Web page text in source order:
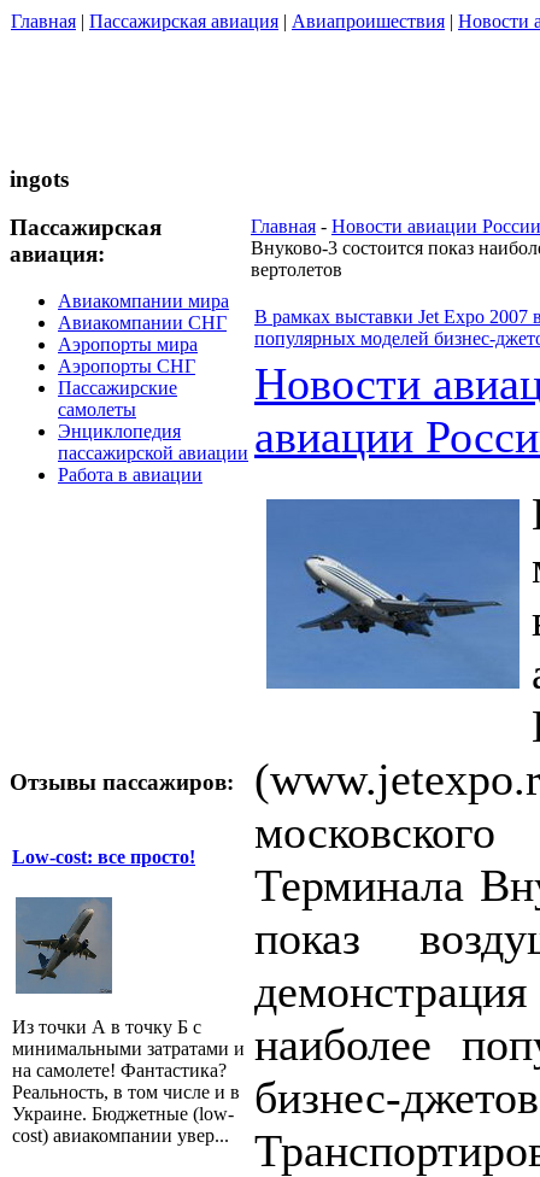
Главная | Пассажирская авиация | Авиапроишествия | Новости
ingots
Пассажирская
авиация:
Авиакомпании мира
Авиакомпании СНГ
Аэропорты мира
Аэропорты СНГ
Пассажирские
самолеты
Энциклопедия
пассажирской авиации
Работа в авиации
Отзывы пассажиров:
Low-cost: все просто!
Из точки А в точку Б с
минимальными затратами и
на самолете! Фантастика?
Реальность, в том числе и в
Украине. Бюджетные (low-
cost) авиакомпании увер...
Главная - Новости авиации России
Внуково-3 состоится показ
вертолетов
В рамках выставки Jet Expo 2007
популярных моделей бизнес-
Новости
авиации
Терминала
показ
наиболее
бизнес-